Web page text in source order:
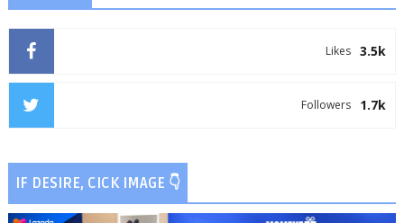
3.5k
Likes
1.7k
Followers
IF DESIRE, CICK IMAGE 👇